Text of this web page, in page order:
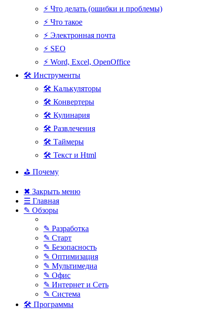
⚡ Что делать (ошибки и проблемы)
⚡ Что такое
⚡ Электронная почта
⚡ SEO
⚡ Word, Excel, OpenOffice
🛠 Инструменты
🛠 Калькуляторы
🛠 Конвертеры
🛠 Кулинария
🛠 Развлечения
🛠 Таймеры
🛠 Текст и Html
⛳ Почему
✖ Закрыть меню
☰ Главная
✎ Обзоры
✎ Разработка
✎ Старт
✎ Безопасность
✎ Оптимизация
✎ Мультимедиа
✎ Офис
✎ Интернет и Сеть
✎ Система
🛠 Программы